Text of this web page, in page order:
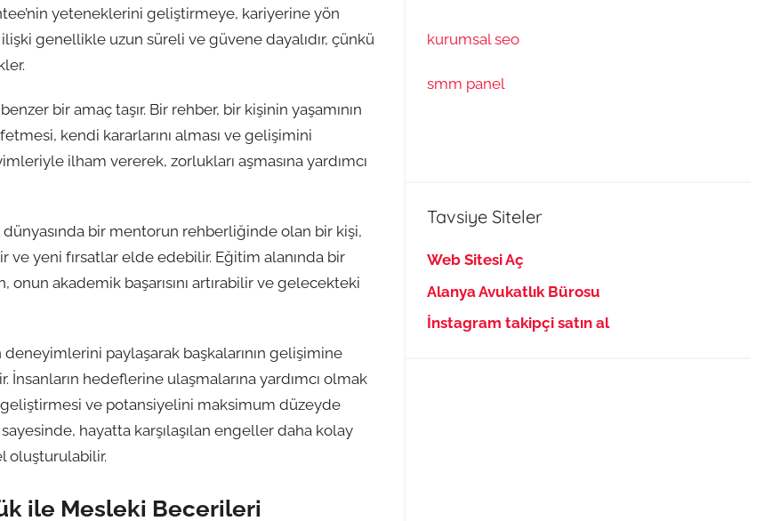
yeteneklerini geliştirmeye, kariyerine yön
genellikle uzun süreli ve güvene dayalıdır, çünkü
bir amaç taşır. Bir rehber, bir kişinin yaşamının
kendi kararlarını alması ve gelişimini
ilham vererek, zorlukları aşmasına yardımcı
bir mentorun rehberliğinde olan bir kişi,
yeni fırsatlar elde edebilir. Eğitim alanında bir
akademik başarısını artırabilir ve gelecekteki
paylaşarak başkalarının gelişimine
İnsanların hedeflerine ulaşmalarına yardımcı olmak
ve potansiyelini maksimum düzeyde
hayatta karşılaşılan engeller daha kolay
oluşturulabilir.
ile Mesleki Becerileri
kurumsal seo
smm panel
Tavsiye Siteler
Web Sitesi Aç
Alanya Avukatlık Bürosu
İnstagram takipçi satın al